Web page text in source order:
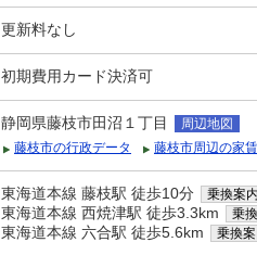
更新料なし
初期費用カード決済可
静岡県藤枝市田沼１丁目
周辺地図
藤枝市の行政データ
藤枝市周辺の家
東海道本線 藤枝駅 徒歩10分 乗換案内
東海道本線 西焼津駅 徒歩3.3km 乗
東海道本線 六合駅 徒歩5.6km 乗換